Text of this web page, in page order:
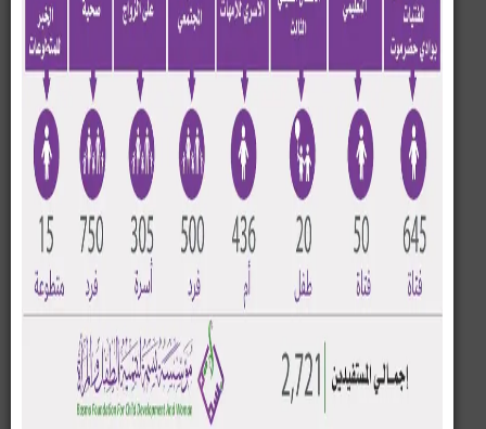
# الحفل الختامي والتكريمي
اختتمت اليوم السبت 2019/1/26 م فعاليات مسابقة
منافسة بسمة التطوع الذي تمولة مؤسسة بسمة لتنمية
الطفل والمرأة وينفذه منتدى بسمة لكل البنات والتى
استمرت خلال الفترة من 2018/12/5م إلى 2019/1/26 م
وقد كان عدد الفرق المشاركة في المنافسة .8 افرقة
بمديرتي سيؤن وتريم
وفي الحفل ألقت الاستاذه عتاب سويدان نائبة المدير التنفيذي
كلمة ترحيبية وتفصيلة حول سير المنافسة